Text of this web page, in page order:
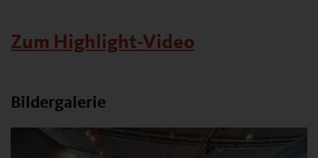
Zum Highlight-Video
Bildergalerie